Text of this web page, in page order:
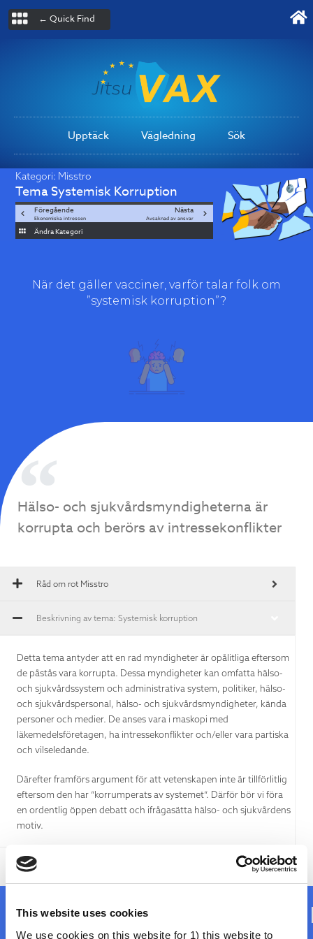
This website uses cookies
We use cookies on this website for 1) this website to
← Quick Find
Upptäck Vägledning Sök
Kategori: Misstro
TemaSystemisk Korruption
Föregående
Ekonomiska intressen
Nästa
Avsaknad av ansvar
Ändra Kategori
När det gäller vacciner, varför talar folk om
”systemisk korruption”?
Hälso- och sjukvårdsmyndigheterna är
korrupta och berörs av intressekonflikter
Råd om rot Misstro
Beskrivning av tema: Systemisk korruption
Detta tema antyder att en rad myndigheter är opålitliga eftersom
de påstås vara korrupta. Dessa myndigheter kan omfatta hälso-
och sjukvårdssystem och administrativa system, politiker, hälso-
och sjukvårdspersonal, hälso- och sjukvårdsmyndigheter, kända
personer och medier. De anses vara i maskopi med
läkemedelsföretagen, ha intressekonflikter och/eller vara partiska
och vilseledande.
Därefter framförs argument för att vetenskapen inte är tillförlitlig
eftersom den har ”korrumperats av systemet”. Därför bör vi föra
en ordentlig öppen debatt och ifrågasätta hälso- och sjukvårdens
motiv.
Ligger det någon sanning i det?